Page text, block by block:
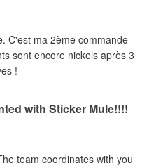
C'est ma 2ème commande
sont encore nickels après 3
!
with Sticker Mule!!!!
team coordinates with you